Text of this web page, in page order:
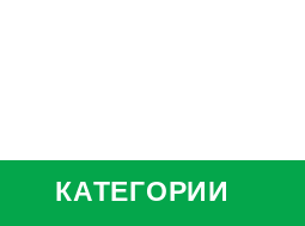
КАТЕГОРИИ